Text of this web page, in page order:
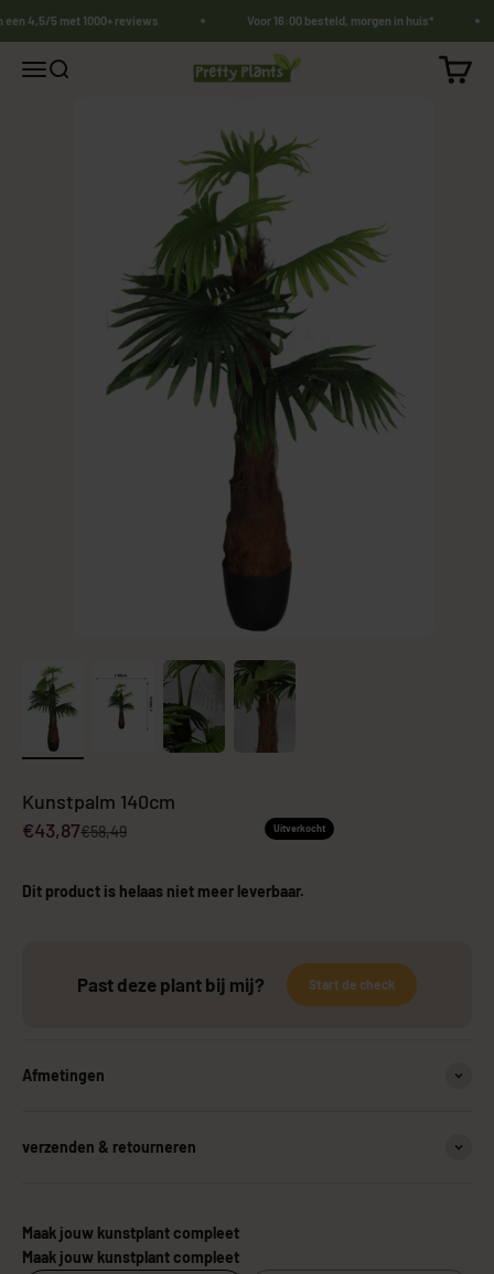
een 4,5/5 met 1000+ reviews Voor 16:00 besteld, morgen in huis*
Navigatiemenu openen
Zoeken openen
PrettyPlants.nl
Kunstpalm 140cm
Aanbiedingsprijs
€43,87Normale prijs
€58,49 Uitverkocht
Dit product is helaas niet meer leverbaar.
Past deze plant bij mij? Start de check
Afmetingen
verzenden & retourneren
Maak jouw kunstplant compleet
Maak jouw kunstplant compleet